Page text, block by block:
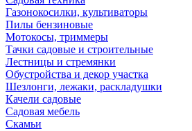
Газонокосилки, культиваторы
Пилы бензиновые
Мотокосы, триммеры
Тачки садовые и строительные
Лестницы и стремянки
Обустройства и декор участка
Шезлонги, лежаки, раскладушки
Качели садовые
Садовая мебель
Скамьи